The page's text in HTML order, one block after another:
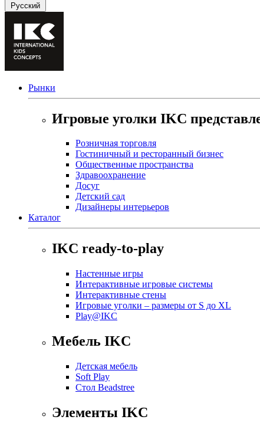
Русский
Рынки
Игровые уголки IKC
Розничная торговля
Гостиничный и ресторанный бизнес
Общественные пространства
Здравоохранение
Досуг
Детский сад
Дизайнеры интерьеров
Каталог
IKC ready-to-play
Настенные игры
Интерактивные игровые системы
Интерактивные стены
Игровые уголки – размеры от S до XL
Play@IKC
Мебель IKC
Детская мебель
Soft Play
Стол Beadstree
Элементы IKC